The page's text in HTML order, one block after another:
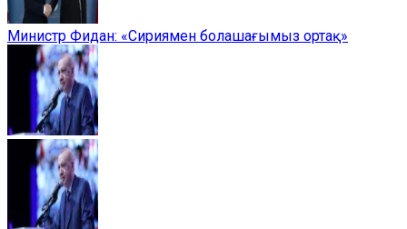
Министр Фидан: «Сириямен болашағымыз ортақ»